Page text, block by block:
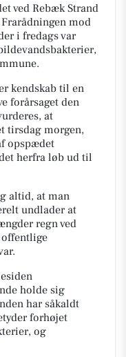
ved Rebæk Strand
mod
i fredags var
kendskab til en
forårsaget den
at
tirsdag morgen,
opspædet
herfra løb ud til
altid, at man
undlader at
regn ved
holde sig
har såkaldt
forhøjet
og